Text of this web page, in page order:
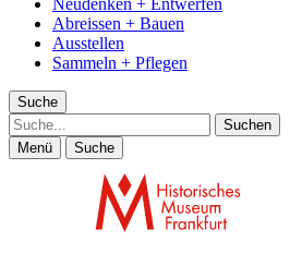
Neudenken + Entwerfen
Abreissen + Bauen
Ausstellen
Sammeln + Pflegen
Suche
Suche
Menü Suche